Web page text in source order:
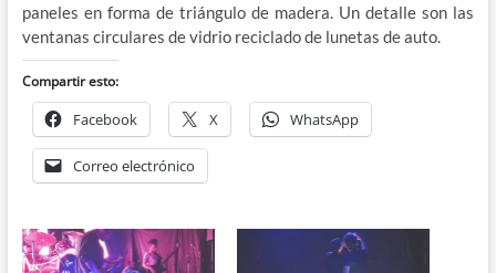
paneles en forma de triángulo de madera. Un detalle son las
ventanas circulares de vidrio reciclado de lunetas de auto.
Compartir esto:
Facebook X WhatsApp
Correo electrónico